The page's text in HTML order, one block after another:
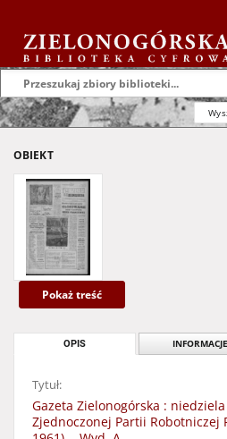
OBIEKT
Pokaż treść
OPIS INFORMACJE
Tytuł:
Gazeta Zielonogórska :
Zjednoczonej Partii Robotniczej